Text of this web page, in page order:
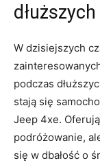
W dzisiejszych
podczas
stają się
Jeep ​4xe.
podróżowanie,
⁢się ⁤w dbałość o